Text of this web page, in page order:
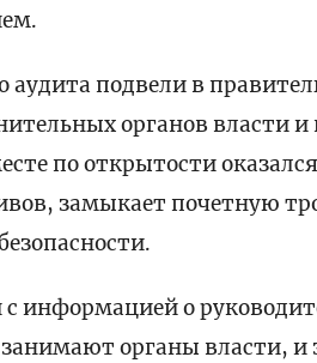
подвели в
органов власти
по открытости
замыкает почетную
с информацией о
органы власти, и